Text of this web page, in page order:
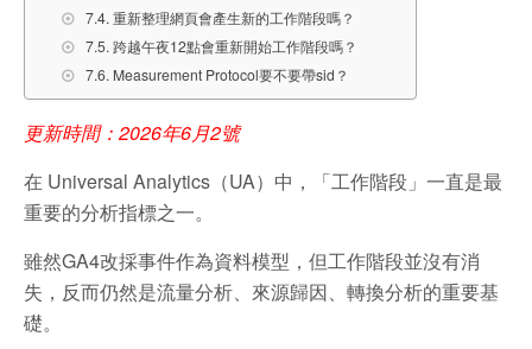
重新整理網頁會產生新的工作階段嗎？
跨越午夜12點會重新開始工作階段嗎？
Measurement Protocol要不要帶sid？
更新時間：2026年6月2號
在 Universal Analytics（UA）中，「工作階段」一直是最
重要的分析指標之一。
雖然GA4改採事件作為資料模型，但工作階段並沒有消
失，反而仍然是流量分析、來源歸因、轉換分析的重要基
礎。